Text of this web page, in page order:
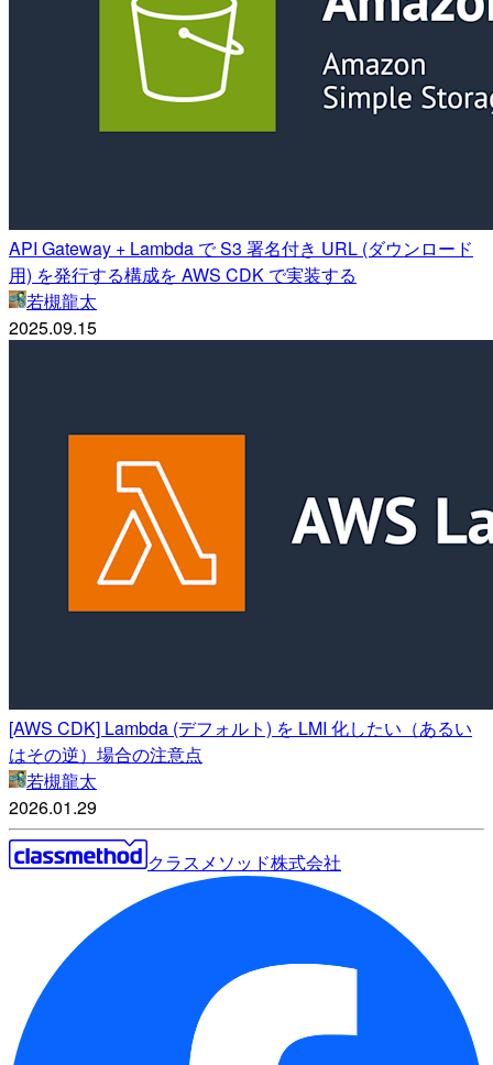
API Gateway + Lambda で S3 署名付き URL (ダウンロード
用) を発行する構成を AWS CDK で実装する
若槻龍太
2025.09.15
[AWS CDK] Lambda (デフォルト) を LMI 化したい（あるい
はその逆）場合の注意点
若槻龍太
2026.01.29
クラスメソッド株式会社